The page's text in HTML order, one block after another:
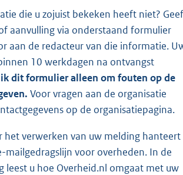
die u zojuist bekeken heeft niet? Geef
aanvulling via onderstaand formulier
aan de redacteur van die informatie.
10 werkdagen na ontvangst
dit formulier alleen om fouten op de
Voor vragen aan de organisatie
op de organisatiepagina.
het verwerken van uw melding hanteert
mailgedragslijn voor overheden. In de
leest u hoe Overheid.nl omgaat met uw